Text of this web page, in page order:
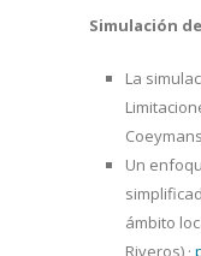
Simulación
La
Un
ámbito
Riveros) ·